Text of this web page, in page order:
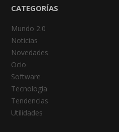
CATEGORÍAS
Mundo 2.0
Noticias
Novedades
Ocio
Software
Tecnología
Tendencias
Utilidades